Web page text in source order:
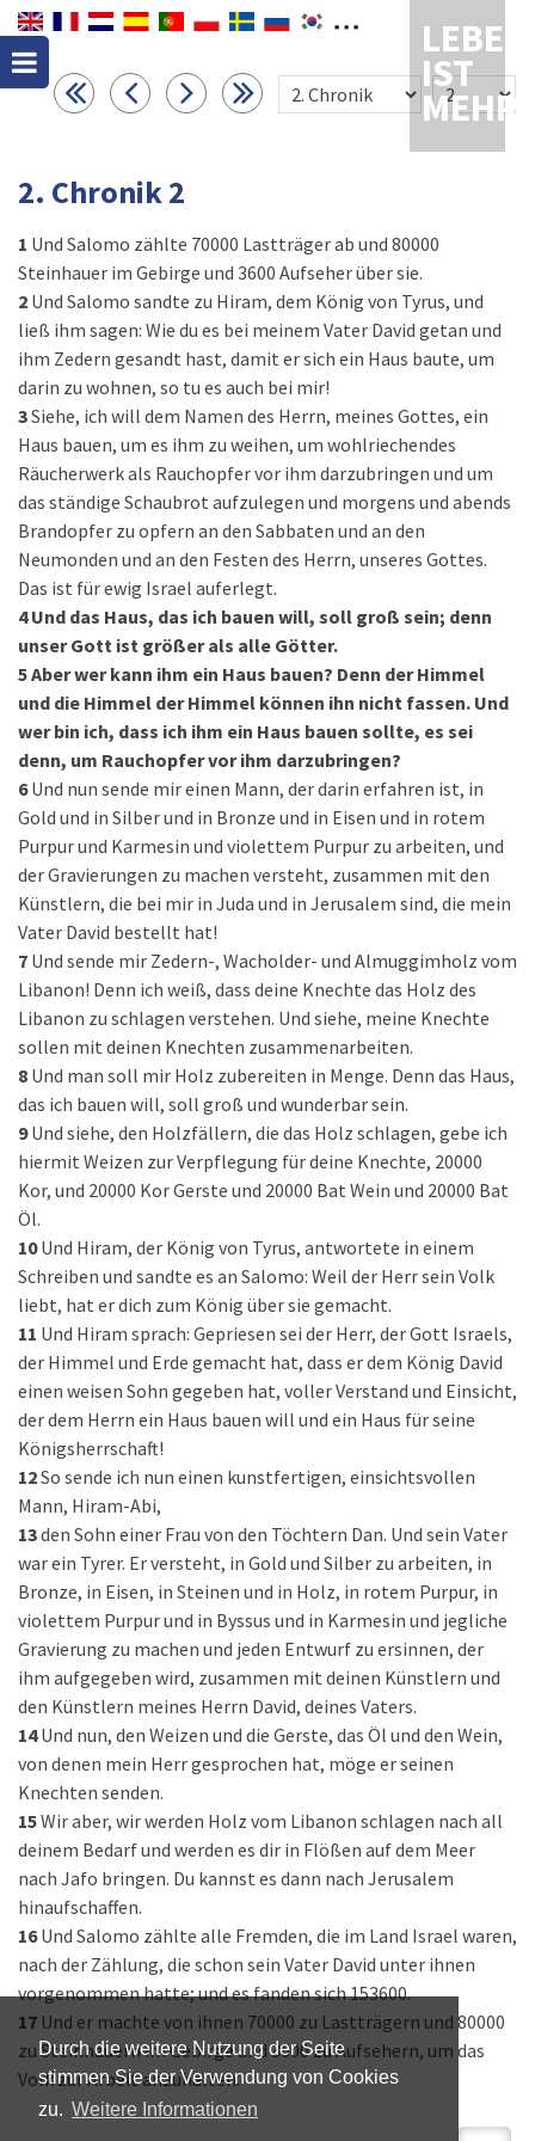
Durch die weitere Nutzung der Seite
stimmen Sie der Verwendung von Cookies
zu. Weitere Informationen
LEBEN
IST
MEHR
2. Chronik 2
1 Und Salomo zählte 70000 Lastträger ab und 80000
Steinhauer im Gebirge und 3600 Aufseher über sie.
2 Und Salomo sandte zu Hiram, dem König von Tyrus, und
ließ ihm sagen: Wie du es bei meinem Vater David getan und
ihm Zedern gesandt hast, damit er sich ein Haus baute, um
darin zu wohnen, so tu es auch bei mir!
3Siehe, ich will dem Namen des Herrn, meines Gottes, ein
Haus bauen, um es ihm zu weihen, um wohlriechendes
Räucherwerk als Rauchopfer vor ihm darzubringen und um
das ständige Schaubrot aufzulegen und morgens und abends
Brandopfer zu opfern an den Sabbaten und an den
Neumonden und an den Festen des Herrn, unseres Gottes.
Das ist für ewig Israel auferlegt.
4 Und das Haus, das ich bauen will, soll groß sein; denn
unser Gott ist größer als alle Götter.
5Aber wer kann ihm ein Haus bauen? Denn der Himmel
und die Himmel der Himmel können ihn nicht fassen. Und
wer bin ich, dass ich ihm ein Haus bauen sollte, es sei
denn, um Rauchopfer vor ihm darzubringen?
6 Und nun sende mir einen Mann, der darin erfahren ist, in
Gold und in Silber und in Bronze und in Eisen und in rotem
Purpur und Karmesin und violettem Purpur zu arbeiten, und
der Gravierungen zu machen versteht, zusammen mit den
Künstlern, die bei mir in Juda und in Jerusalem sind, die mein
Vater David bestellt hat!
7 Und sende mir Zedern-, Wacholder- und Almuggimholz vom
Libanon! Denn ich weiß, dass deine Knechte das Holz des
Libanon zu schlagen verstehen. Und siehe, meine Knechte
sollen mit deinen Knechten zusammenarbeiten.
8 Und man soll mir Holz zubereiten in Menge. Denn das Haus,
das ich bauen will, soll groß und wunderbar sein.
9 Und siehe, den Holzfällern, die das Holz schlagen, gebe ich
hiermit Weizen zur Verpflegung für deine Knechte, 20000
Kor, und 20000 Kor Gerste und 20000 Bat Wein und 20000 Bat
Öl.
10 Und Hiram, der König von Tyrus, antwortete in einem
Schreiben und sandte es an Salomo: Weil der Herr sein Volk
liebt, hat er dich zum König über sie gemacht.
11 Und Hiram sprach: Gepriesen sei der Herr, der Gott Israels,
der Himmel und Erde gemacht hat, dass er dem König David
einen weisen Sohn gegeben hat, voller Verstand und Einsicht,
der dem Herrn ein Haus bauen will und ein Haus für seine
Königsherrschaft!
12So sende ich nun einen kunstfertigen, einsichtsvollen
Mann, Hiram-Abi,
13den Sohn einer Frau von den Töchtern Dan. Und sein Vater
war ein Tyrer. Er versteht, in Gold und Silber zu arbeiten, in
Bronze, in Eisen, in Steinen und in Holz, in rotem Purpur, in
violettem Purpur und in Byssus und in Karmesin und jegliche
Gravierung zu machen und jeden Entwurf zu ersinnen, der
ihm aufgegeben wird, zusammen mit deinen Künstlern und
den Künstlern meines Herrn David, deines Vaters.
14 Und nun, den Weizen und die Gerste, das Öl und den Wein,
von denen mein Herr gesprochen hat, möge er seinen
Knechten senden.
15Wir aber, wir werden Holz vom Libanon schlagen nach all
deinem Bedarf und werden es dir in Flößen auf dem Meer
nach Jafo bringen. Du kannst es dann nach Jerusalem
hinaufschaffen.
16 Und Salomo zählte alle Fremden, die im Land Israel waren,
nach der Zählung, die schon sein Vater David unter ihnen
vorgenommen hatte; und es fanden sich 153600.
17 Und er machte von ihnen 70000 zu Lastträgern und 80000
zu Steinhauern im Gebirge und 3600 zu Aufsehern, um das
Volk zur Arbeit anzuhalten.